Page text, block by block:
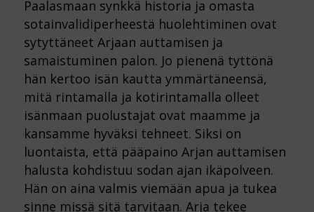
Paalasmaan synkkä historia ja omasta
sotainvalidiperheestä huolehtiminen ovat
sytyttäneet Arjaan auttamisen ja
samaistuminen palon. Jo pienenä tyttönä
hän kertoo isän kautta ymmärtäneensä,
mitä rintamalla ja kotirintamalla olleet
isänmaan puolustajat ovat maamme ja
kansamme hyväksi tehneet. Siksi on
luontaista, että pääpaino Arjan auttamisen
halusta kohdistuu sodan ajan ikäpolveen.
Hän on aina valmis viemään apua ja tukea
sinne missä sitä tarvitaan. Arja tekee